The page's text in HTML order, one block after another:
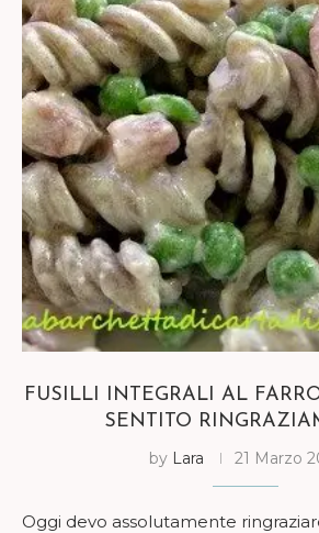
FUSILLI INTEGRALI AL
SENTITO
by Lara 21 Marzo
Oggi devo assolutamente